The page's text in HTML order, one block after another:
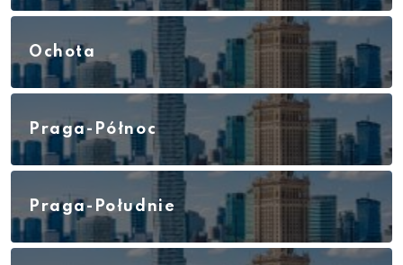
Ochota
Praga-Północ
Praga-Południe